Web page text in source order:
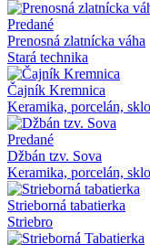
Predané
Prenosná zlatnícka váha
Stará technika
Čajník Kremnica
Keramika, porcelán, sklo
Predané
Džbán tzv. Sova
Keramika, porcelán, sklo
Strieborná tabatierka
Striebro